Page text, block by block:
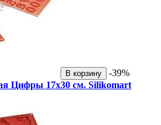
В корзину
-39%
Цифры 17х30 см. Silikomart